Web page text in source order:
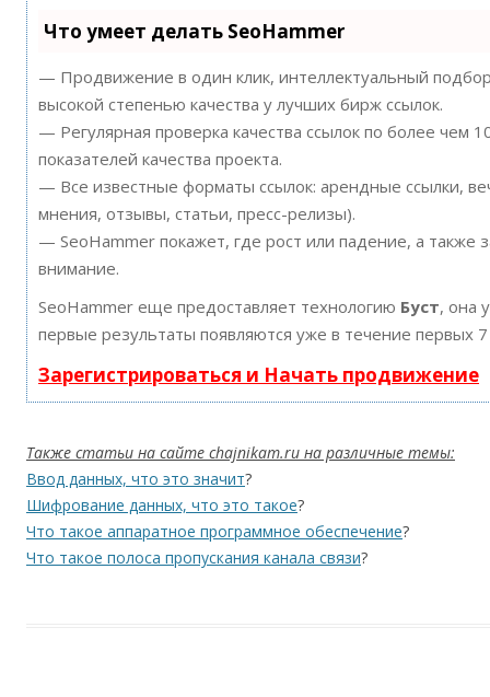
Что умеет делать SeoHammer
— Продвижение в один клик, интеллектуальный
высокой степенью качества у лучших бирж ссылок.
— Регулярная проверка качества ссылок по более чем
показателей качества проекта.
— Все известные форматы ссылок: арендные ссылки,
мнения, отзывы, статьи, пресс-релизы).
— SeoHammer покажет, где рост или падение, а также
внимание.
SeoHammer еще предоставляет технологию Буст, она
первые результаты появляются уже в течение первых
Зарегистрироваться и Начать продвижение
Также статьи на сайте chajnikam.ru на различные темы:
Ввод данных, что это значит?
Шифрование данных, что это такое?
Что такое аппаратное программное обеспечение?
Что такое полоса пропускания канала связи?